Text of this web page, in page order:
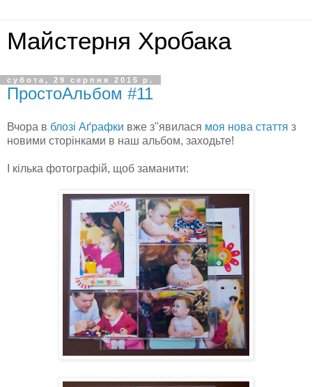
Майстерня Хробака
субота, 29 серпня 2015 р.
ПростоАльбом #11
Вчора в блозі Аґрафки вже з"явилася моя нова стаття з
новими сторінками в наш альбом, заходьте!
І кілька фотографій, щоб заманити: